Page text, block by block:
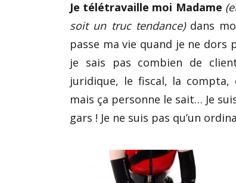
Je télétravaille moi Madame
soit un truc tendance)dans
passe ma vie quand je ne dors
je sais pas combien de
juridique, le fiscal, la compta,
mais ça personne le sait… Je
gars ! Je ne suis pas qu’un